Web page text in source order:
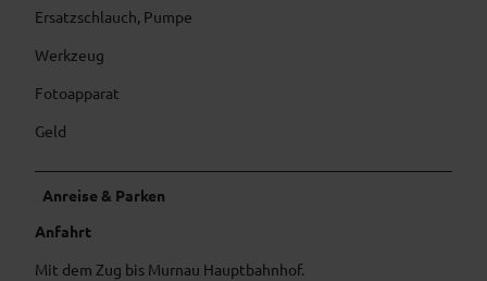
Ersatzschlauch, Pumpe
Werkzeug
Fotoapparat
Geld
Anreise & Parken
Anfahrt
Mit dem Zug bis Murnau Hauptbahnhof.